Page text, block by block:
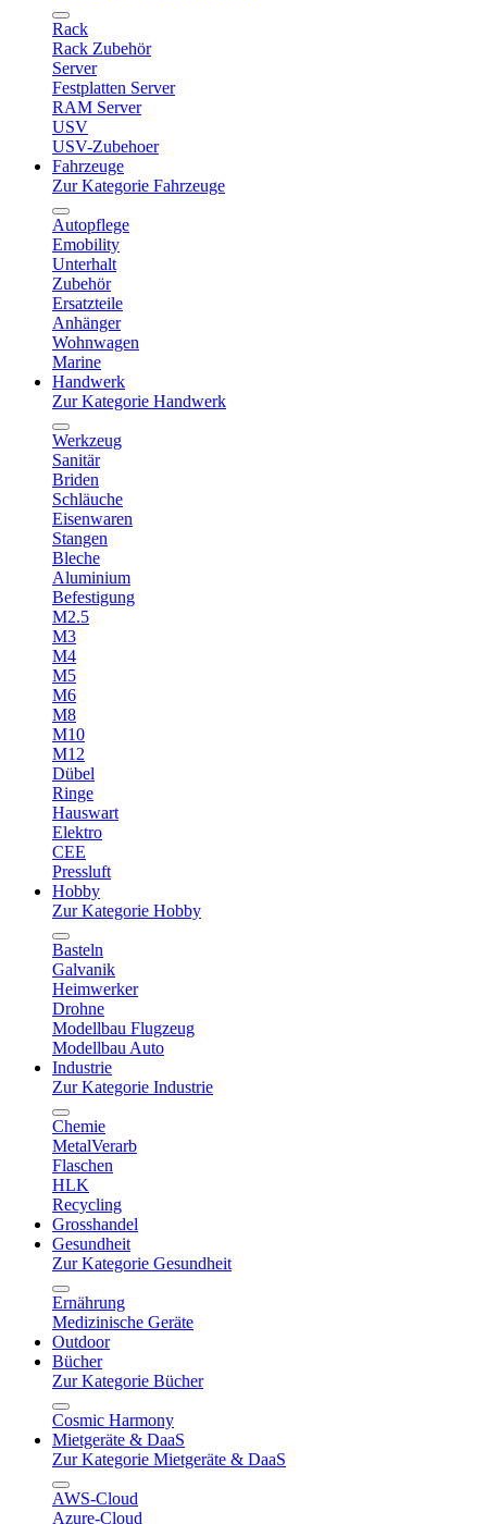
Rack
Rack Zubehör
Server
Festplatten Server
RAM Server
USV
USV-Zubehoer
Fahrzeuge
Zur Kategorie Fahrzeuge
Autopflege
Emobility
Unterhalt
Zubehör
Ersatzteile
Anhänger
Wohnwagen
Marine
Handwerk
Zur Kategorie Handwerk
Werkzeug
Sanitär
Briden
Schläuche
Eisenwaren
Stangen
Bleche
Aluminium
Befestigung
M2.5
M3
M4
M5
M6
M8
M10
M12
Dübel
Ringe
Hauswart
Elektro
CEE
Pressluft
Hobby
Zur Kategorie Hobby
Basteln
Galvanik
Heimwerker
Drohne
Modellbau Flugzeug
Modellbau Auto
Industrie
Zur Kategorie Industrie
Chemie
MetalVerarb
Flaschen
HLK
Recycling
Grosshandel
Gesundheit
Zur Kategorie Gesundheit
Ernährung
Medizinische Geräte
Outdoor
Bücher
Zur Kategorie Bücher
Cosmic Harmony
Mietgeräte & DaaS
Zur Kategorie Mietgeräte & DaaS
AWS-Cloud
Azure-Cloud